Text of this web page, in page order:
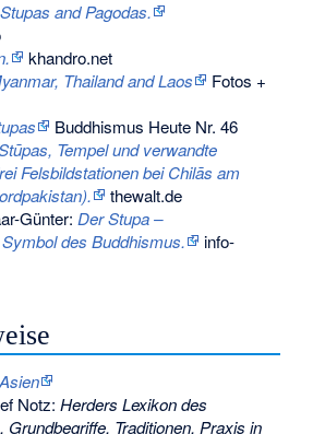
and Pagodas.
khandro.net
Thailand and Laos
Fotos +
Buddhismus Heute Nr. 46
Tempel und verwandte
Felsbildstationen bei Chilās am
thewalt.de
Günter: Der Stupa –
des Buddhismus.
info-
Notz:Herders Lexikon des
Grundbegriffe, Traditionen, Praxis in